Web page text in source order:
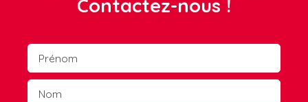
Contactez-nous !
Prénom
Nom